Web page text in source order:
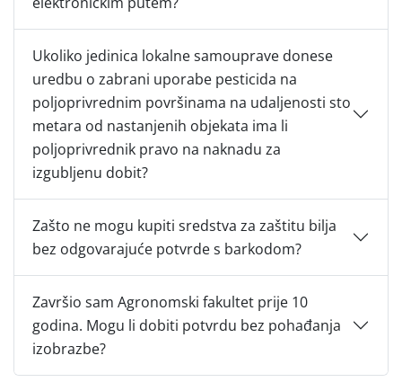
Ukoliko jedinica lokalne samouprave donese
uredbu o zabrani uporabe pesticida na
poljoprivrednim površinama na udaljenosti sto
metara od nastanjenih objekata ima li
poljoprivrednik pravo na naknadu za
izgubljenu dobit?
Zašto ne mogu kupiti sredstva za zaštitu bilja
bez odgovarajuće potvrde s barkodom?
Završio sam Agronomski fakultet prije 10
godina. Mogu li dobiti potvrdu bez pohađanja
izobrazbe?